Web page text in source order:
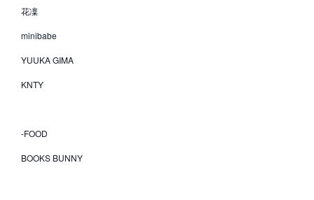
花凜
minibabe
YUUKA GIMA
KNTY
-FOOD
BOOKS BUNNY